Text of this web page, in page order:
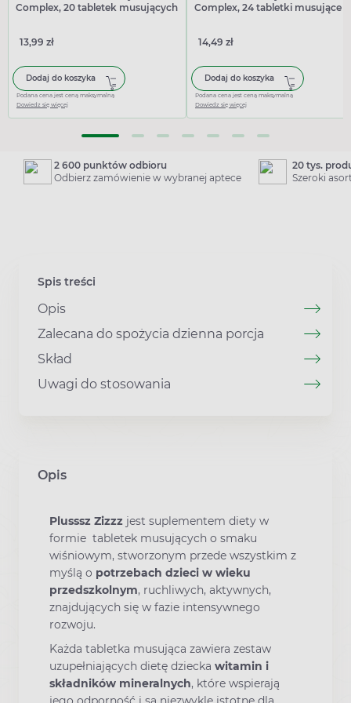
Complex, 20 tabletek musujących
13,99 zł
Dodaj do koszyka
Podana cena jest ceną maksymalną
Dowiedz się więcej
Complex, 24 tabletki musujące
14,49 zł
Dodaj do koszyka
Podana cena jest ceną maksymalną
Dowiedz się więcej
2 600 punktów odbioru
Odbierz zamówienie w wybranej aptece
20 tys.
Szeroki
Spis treści
Opis
Zalecana do spożycia dzienna porcja
Skład
Uwagi do stosowania
Opis
Plusssz Zizzz jest suplementem diety w
formie tabletek musujących o smaku
wiśniowym, stworzonym przede wszystkim z
myślą o potrzebach dzieci w wieku
przedszkolnym, ruchliwych, aktywnych,
znajdujących się w fazie intensywnego
rozwoju.
Każda tabletka musująca zawiera zestaw
uzupełniających dietę dziecka witamin i
składników mineralnych, które wspierają